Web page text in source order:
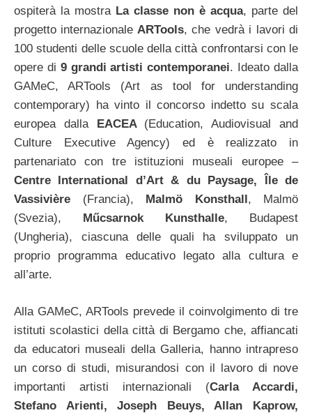
ospiterà la mostra La classe non è acqua, parte del
progetto internazionale ARTools, che vedrà i lavori di
100 studenti delle scuole della città confrontarsi con le
opere di 9 grandi artisti contemporanei. Ideato dalla
GAMeC, ARTools (Art as tool for understanding
contemporary) ha vinto il concorso indetto su scala
europea dalla
EACEA (Education, Audiovisual and
Culture Executive Agency) ed è realizzato in
partenariato con tre istituzioni museali europee –
Centre International d’Art & du Paysage, Île de
Vassivière (Francia), Malmö Konsthall , Malmö
(Svezia),
Műcsarnok Kunsthalle, Budapest
(Ungheria), ciascuna delle quali ha sviluppato un
proprio programma educativo legato alla cultura e
all’arte.
Alla GAMeC, ARTools prevede il coinvolgimento di tre
istituti scolastici della città di Bergamo che, affiancati
da educatori museali della Galleria, hanno intrapreso
un corso di studi, misurandosi con il lavoro di nove
importanti artisti internazionali (Carla Accardi,
Stefano Arienti, Joseph Beuys, Allan Kaprow,